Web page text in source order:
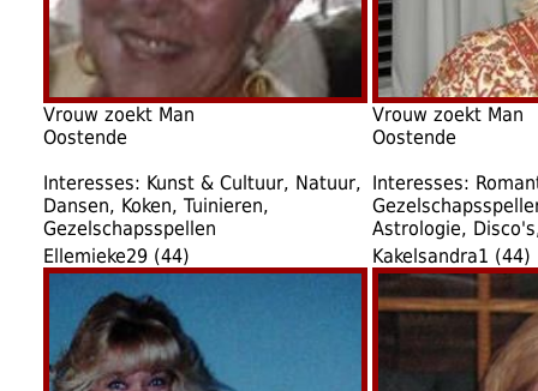
Vrouw zoekt Man
Oostende
Interesses: Kunst & Cultuur, Natuur,
Dansen, Koken, Tuinieren,
Gezelschapsspellen
Vrouw zoekt Man
Oostende
Interesses:
Astrologie,
Ellemieke29 (44)
Kakelsandra1 (44)